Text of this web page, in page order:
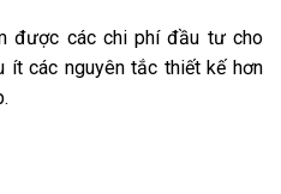
được các chi phí đầu tư cho
ít các nguyên tắc thiết kế hơn